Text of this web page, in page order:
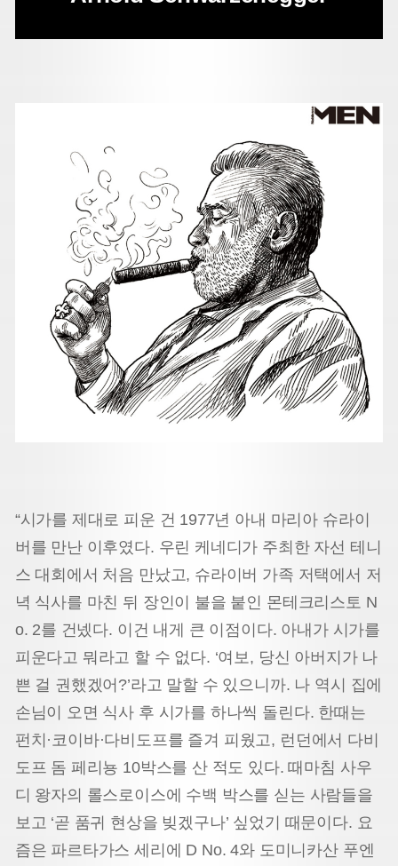
“시가를 제대로 피운 건 1977년 아내 마리아 슈라이
버를 만난 이후였다. 우린 케네디가 주최한 자선 테니
스 대회에서 처음 만났고, 슈라이버 가족 저택에서 저
녁 식사를 마친 뒤 장인이 불을 붙인 몬테크리스토 N
o. 2를 건넸다. 이건 내게 큰 이점이다. 아내가 시가를
피운다고 뭐라고 할 수 없다. ‘여보, 당신 아버지가 나
쁜 걸 권했겠어?’라고 말할 수 있으니까. 나 역시 집에
손님이 오면 식사 후 시가를 하나씩 돌린다. 한때는
펀치·코이바·다비도프를 즐겨 피웠고, 런던에서 다비
도프 돔 페리뇽 10박스를 산 적도 있다. 때마침 사우
디 왕자의 롤스로이스에 수백 박스를 싣는 사람들을
보고 ‘곧 품귀 현상을 빚겠구나’ 싶었기 때문이다. 요
즘은 파르타가스 세리에 D No. 4와 도미니카산 푸엔